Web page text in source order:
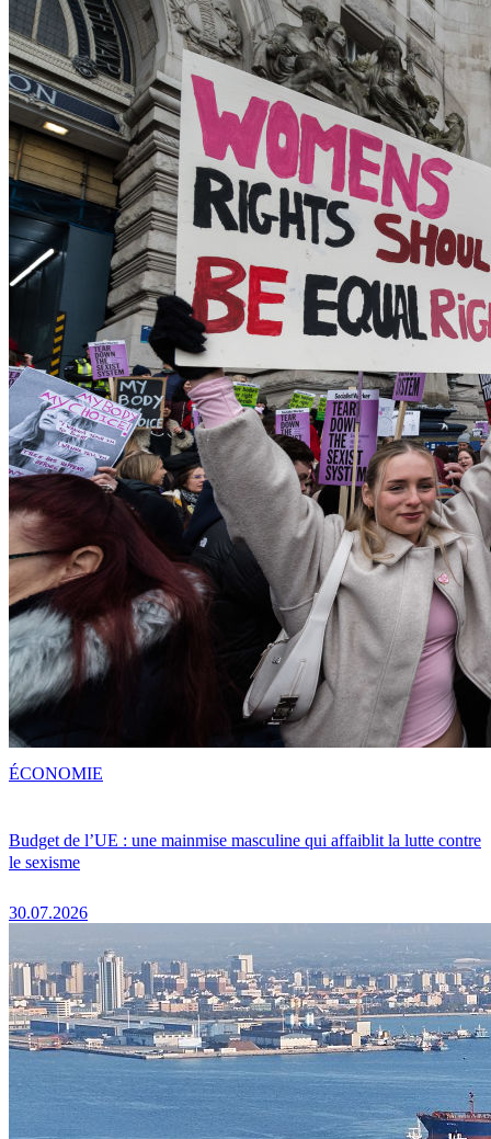
Budget de l’UE : une mainmise masculine qui affaiblit la lutte contre
le sexisme
30.07.2026
ÉCONOMIE